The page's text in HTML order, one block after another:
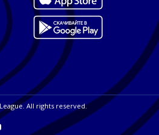
All rights reserved.